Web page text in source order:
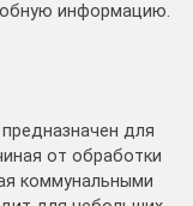
информацию.
для
от обработки
коммунальными